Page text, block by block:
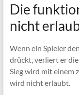
Die
nicht
Wenn ein Spieler
drückt, verliert er
Sieg wird mit einem
wird nicht erlaubt.